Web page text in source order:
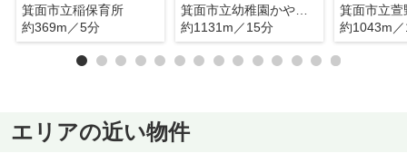
箕面市立稲保育所
約369m／5分
箕面市立幼稚園かやの幼稚園
約1131m／15分
箕面市立萱
約1043m
エリアの近い物件